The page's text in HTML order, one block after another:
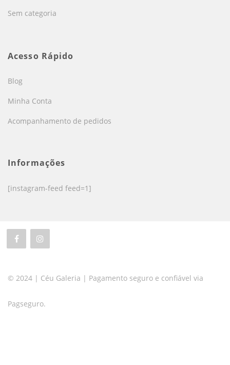
Sem categoria
Acesso Rápido
Blog
Minha Conta
Acompanhamento de pedidos
Informações
[instagram-feed feed=1]
© 2024 | Céu Galeria | Pagamento seguro e confiável via
Pagseguro.